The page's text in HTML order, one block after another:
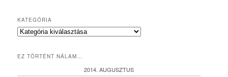
KATEGÓRIA
K
e
EZ TÖRTÉNT NÁLAM…
2014. AUGUSZTUS